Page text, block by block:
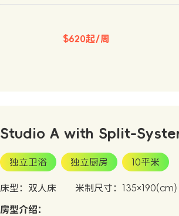
$620起/周
Studio A with Split-
独立卫浴 独立厨房 10平米
床型：双人床 米制尺寸：135×190(cm)
房型介绍：